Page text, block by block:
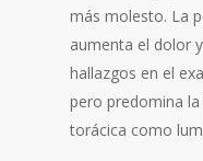
más molesto. La
aumenta el dolor
hallazgos en el
pero predomina
torácica como